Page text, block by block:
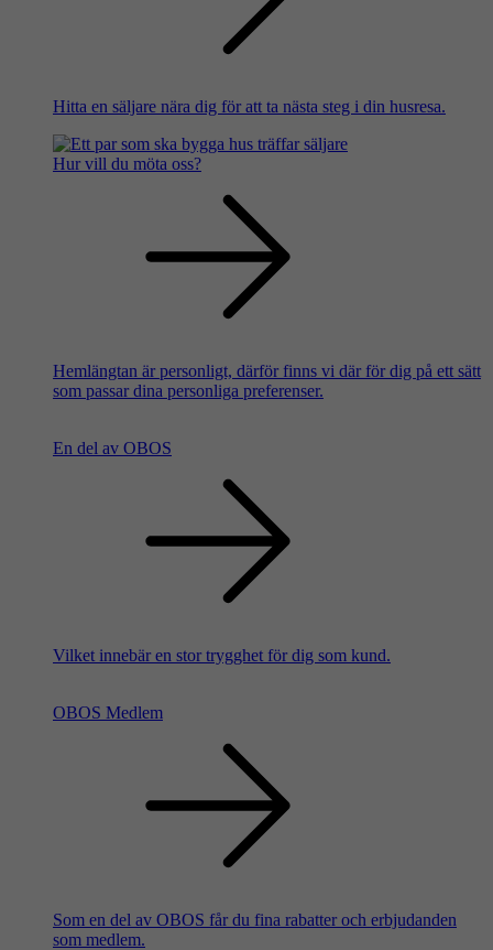
Hitta en säljare nära dig för att ta nästa steg i din husresa.
Hur vill du möta oss?
Hemlängtan är personligt, därför finns vi där för dig på ett sätt
som passar dina personliga preferenser.
En del av OBOS
Vilket innebär en stor trygghet för dig som kund.
OBOS Medlem
Som en del av OBOS får du fina rabatter och erbjudanden
som medlem.